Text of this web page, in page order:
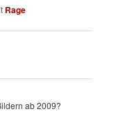
Rage
ab 2009?